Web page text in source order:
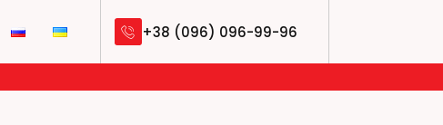
+38 (096) 096-99-96